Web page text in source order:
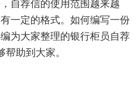
自荐信的使用范围越来越
一定的格式。如何编写一份
为大家整理的银行柜员自荐
助到大家。